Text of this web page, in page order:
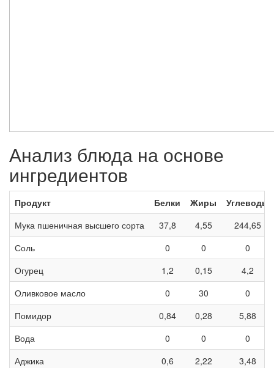
Анализ блюда на основе
ингредиентов
Продукт Белки Жиры
Углеводы
Мука пшеничная высшего сорта
37,8 4,55
244,65
Соль
0 0
0
Огурец
1,2 0,15
4,2
Оливковое масло
0 30
0
Помидор
0,84 0,28
5,88
Вода
0 0
0
Аджика
0,6 2,22
3,48